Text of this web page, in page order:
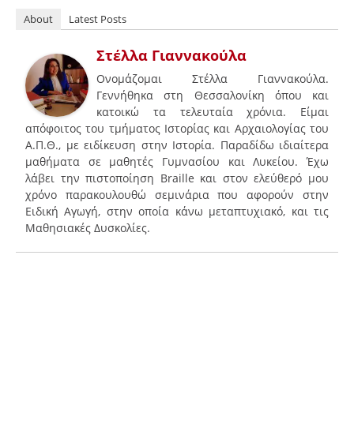
About Latest Posts
Στέλλα Γιαννακούλα
Ονομάζομαι Στέλλα Γιαννακούλα.
Γεννήθηκα στη Θεσσαλονίκη όπου και
κατοικώ τα τελευταία χρόνια. Είμαι
απόφοιτος του τμήματος Ιστορίας και Αρχαιολογίας του
Α.Π.Θ., με ειδίκευση στην Ιστορία. Παραδίδω ιδιαίτερα
μαθήματα σε μαθητές Γυμνασίου και Λυκείου. Έχω
λάβει την πιστοποίηση Braille και στον ελεύθερό μου
χρόνο παρακουλουθώ σεμινάρια που αφορούν στην
Ειδική Αγωγή, στην οποία κάνω μεταπτυχιακό, και τις
Μαθησιακές Δυσκολίες.